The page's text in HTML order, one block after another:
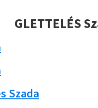
GLETTELÉS
Szada